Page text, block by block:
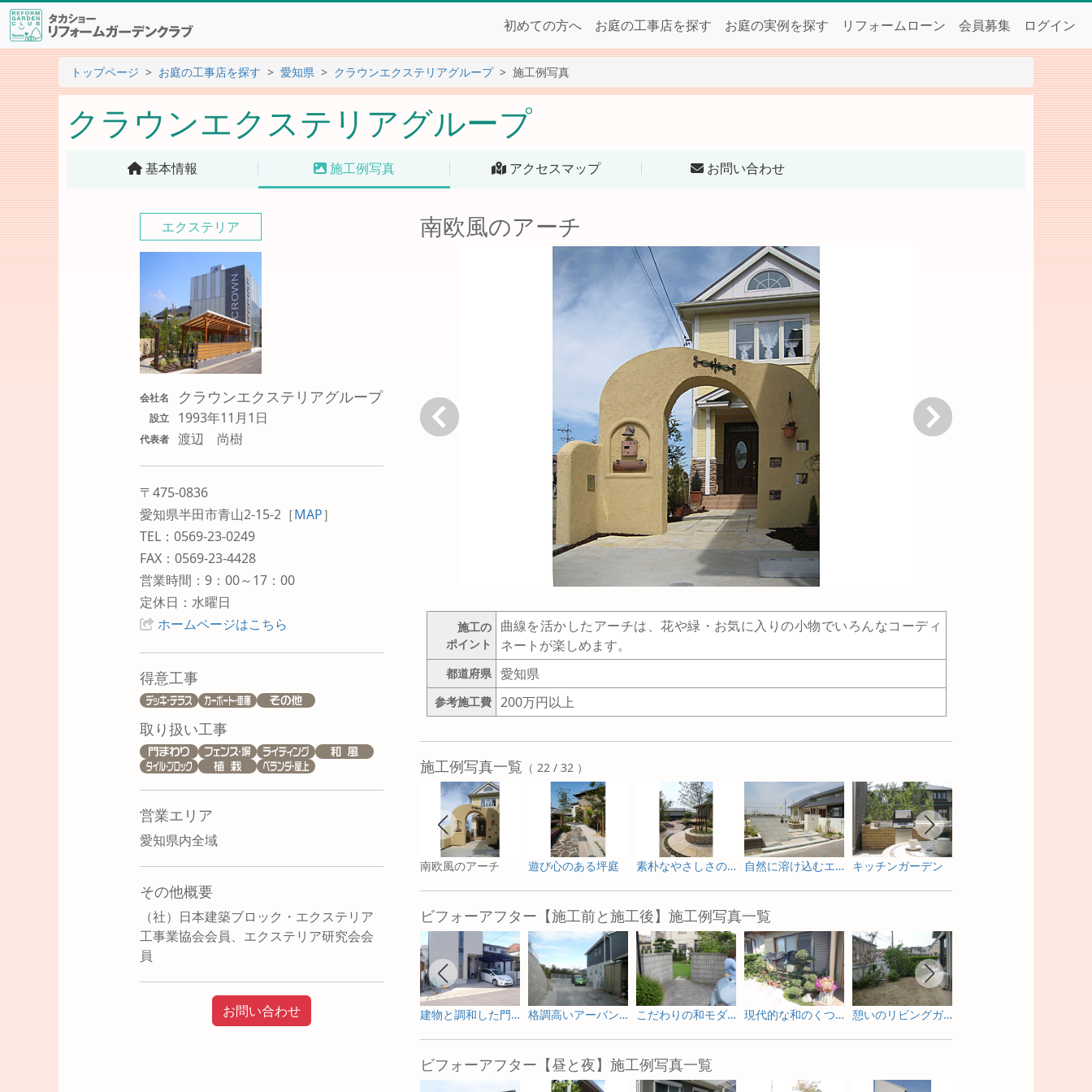
初めての方へ お庭の工事店を探す お庭の実例を探す リフォームローン 会員募集 ログイン
トップページ お庭の工事店を探す 愛知県 クラウンエクステリアグループ 施工例写真
クラウンエクステリアグループ
基本情報 施工例写真 アクセスマップ お問い合わせ
エクステリア
会社名 クラウンエクステリアグループ
設立 1993年11月1日
代表者 渡辺 尚樹
〒475-0836
愛知県半田市青山2-15-2 ［MAP］
TEL：0569-23-0249
FAX：0569-23-4428
営業時間：9：00～17：00
定休日：水曜日
ホームページはこちら
得意工事
取り扱い工事
営業エリア
愛知県内全域
その他概要
（社）日本建築ブロック・エクステリア
工事業協会会員、エクステリア研究会会
員
お問い合わせ
南欧風のアーチ
施工の
ポイント
曲線を活かしたアーチは、花や緑・お気に入りの小物でいろんなコーディ
ネートが楽しめます。
都道府県 愛知県
参考施工費 200万円以上
施工例写真一覧 （ 22 / 32 ）
南欧風のアーチ 遊び心のある坪庭 素朴なやさしさのあるお庭 自然に溶け込むエントランス キッチンガーデン
ビフォーアフター【施工前と施工後】施工例写真一覧
建物と調和した門構え 格調高いアーバンデザイン こだわりの和モダンスタイル 現代的な和のくつろぎスペース 憩いのリビングガーデン
ビフォーアフター【昼と夜】施工例写真一覧